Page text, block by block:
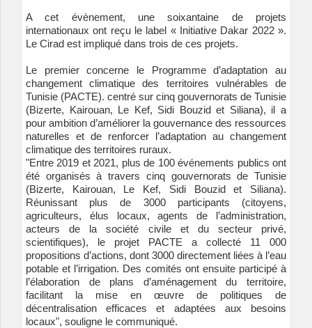
A cet évènement, une soixantaine de projets
internationaux ont reçu le label « Initiative Dakar 2022 ».
Le Cirad est impliqué dans trois de ces projets.
Le premier concerne le Programme d’adaptation au
changement climatique des territoires vulnérables de
Tunisie (PACTE). centré sur cinq gouvernorats de Tunisie
(Bizerte, Kairouan, Le Kef, Sidi Bouzid et Siliana), il a
pour ambition d’améliorer la gouvernance des ressources
naturelles et de renforcer l’adaptation au changement
climatique des territoires ruraux.
"Entre 2019 et 2021, plus de 100 événements publics ont
été organisés à travers cinq gouvernorats de Tunisie
(Bizerte, Kairouan, Le Kef, Sidi Bouzid et Siliana).
Réunissant plus de 3000 participants (citoyens,
agriculteurs, élus locaux, agents de l’administration,
acteurs de la société civile et du secteur privé,
scientifiques), le projet PACTE a collecté 11 000
propositions d’actions, dont 3000 directement liées à l’eau
potable et l’irrigation. Des comités ont ensuite participé à
l’élaboration de plans d’aménagement du territoire,
facilitant la mise en œuvre de politiques de
décentralisation efficaces et adaptées aux besoins
locaux", souligne le communiqué.